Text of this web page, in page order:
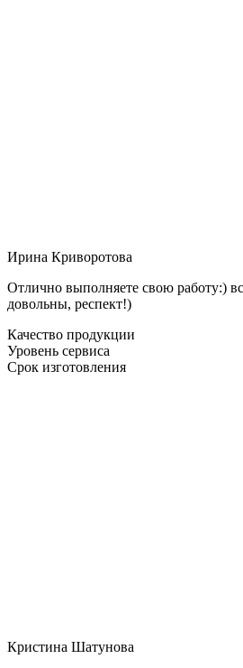
Ирина Криворотова
Отлично выполняете свою работу:)
довольны, респект!)
Качество продукции
Уровень сервиса
Срок изготовления
Кристина Шатунова